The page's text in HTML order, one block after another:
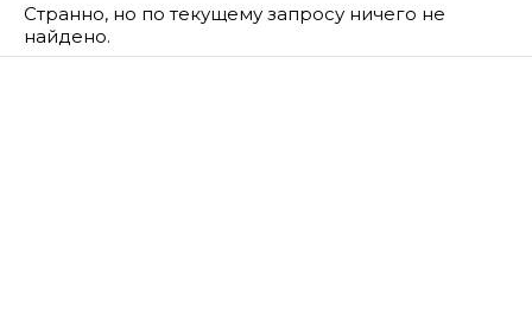
Странно, но по текущему запросу ничего не
найдено.